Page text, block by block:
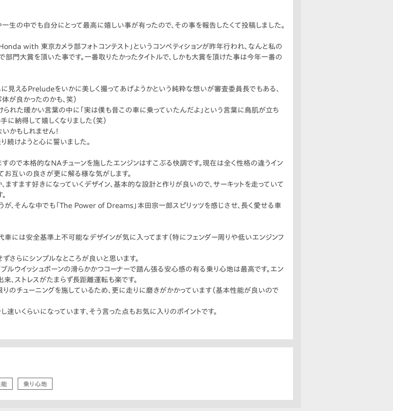
生の中でも自分にとって最高に嬉しい事が有ったので、その事を報告したくて投稿しました。
with 東京カメラ部フォトコンテスト」というコンペティションが昨年行われ、なんと私の
門大賞を頂いた事です。一番取りたかったタイトルで、しかも大賞を頂けた事は今年一番の
見えるPreludeをいかに美しく撮ってあげようかという純粋な想いが審査委員長でもある、
が良かったのかも、笑）
れた暖かい言葉の中に「実は僕も昔この車に乗っていたんだよ」という言葉に鳥肌が立ち
納得して嬉しくなりました（笑）
かもしれません！
続けようと心に誓いました。
ので本格的なNAチューンを施したエンジンはすこぶる快調です。現在は全く性格の違うイン
お互いの良さが更に解る様な気がします。
すます好きになっていくデザイン、基本的な設計と作りが良いので、サーキットを走っていて
が、そんな中でも「The Power of Dreams」本田宗一郎スピリッツを感じさせ、長く愛せる車
には安全基準上不可能なデザインが気に入ってます（特にフェンダー周りや低いエンジンフ
さらにシンプルなところが良いと思います。
ルウイッシュボーンの滑らかかつコーナーで踏ん張る安心感の有る乗り心地は最高です。エン
、ストレスがたまらず長距離運転も楽です。
のチューニングを施しているため、更に走りに磨きがかかっています（基本性能が良いので
いくらいになっています、そう言った点もお気に入りのポイントです。
能 乗り心地